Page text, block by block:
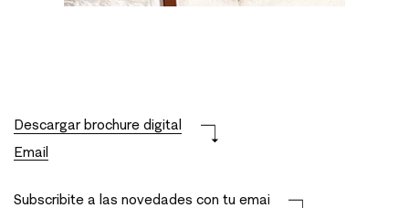
Descargar brochure digital
Email